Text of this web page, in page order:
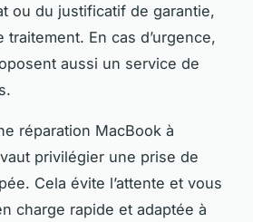
ou du justificatif de garantie,
En cas d’urgence,
aussi un service de
réparation MacBook à
privilégier une prise de
Cela évite l’attente et vous
charge rapide et adaptée à